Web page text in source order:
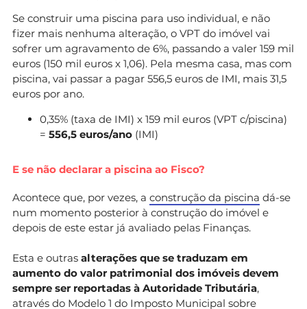
regulamentares
0,05
conservação
Até 0,05
Localização e operacionalidade
relativas
Até 0,10
Se construir uma piscina para uso individual, e não
fizer mais nenhuma alteração, o VPT do imóvel vai
sofrer um agravamento de 6%, passando a valer 159 mil
euros (150 mil euros x 1,06). Pela mesma casa, mas com
piscina, vai passar a pagar 556,5 euros de IMI, mais 31,5
euros por ano.
0,35% (taxa de IMI) x 159 mil euros (VPT c/piscina)
= 556,5 euros/ano (IMI)
E se não declarar a piscina ao Fisco?
Acontece que, por vezes, a construção da piscina dá-se
num momento posterior à construção do imóvel e
depois de este estar já avaliado pelas Finanças.
Esta e outras alterações que se traduzam em
aumento do valor patrimonial dos imóveis devem
sempre ser reportadas à Autoridade Tributária,
através do Modelo 1 do Imposto Municipal sobre